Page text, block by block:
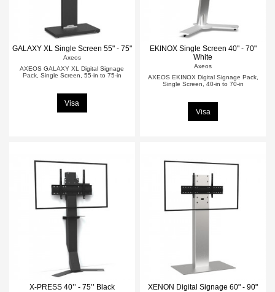
GALAXY XL Single Screen 55" - 75"
Axeos
AXEOS GALAXY XL Digital Signage
Pack, Single Screen, 55-in to 75-in
Visa
EKINOX Single Screen 40" - 70"
White
Axeos
AXEOS EKINOX Digital Signage Pack,
Single Screen, 40-in to 70-in
Visa
X-PRESS 40’’ - 75’’ Black XENON Digital Signage 60" - 90"